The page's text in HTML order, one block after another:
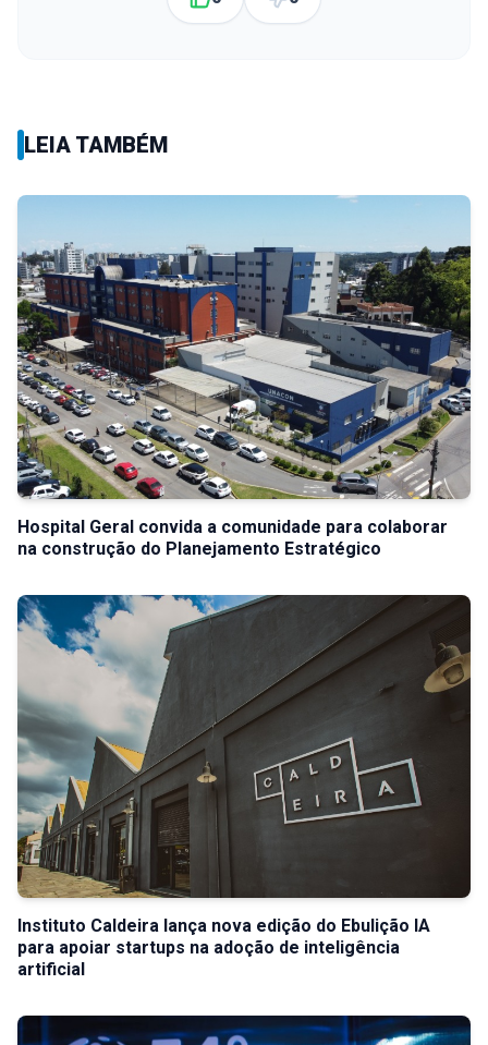
LEIA TAMBÉM
Hospital Geral convida a comunidade para colaborar
na construção do Planejamento Estratégico
Instituto Caldeira lança nova edição do Ebulição IA
para apoiar startups na adoção de inteligência
artificial